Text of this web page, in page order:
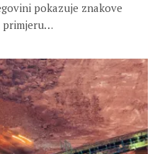
pokazuje znakove
primjeru…